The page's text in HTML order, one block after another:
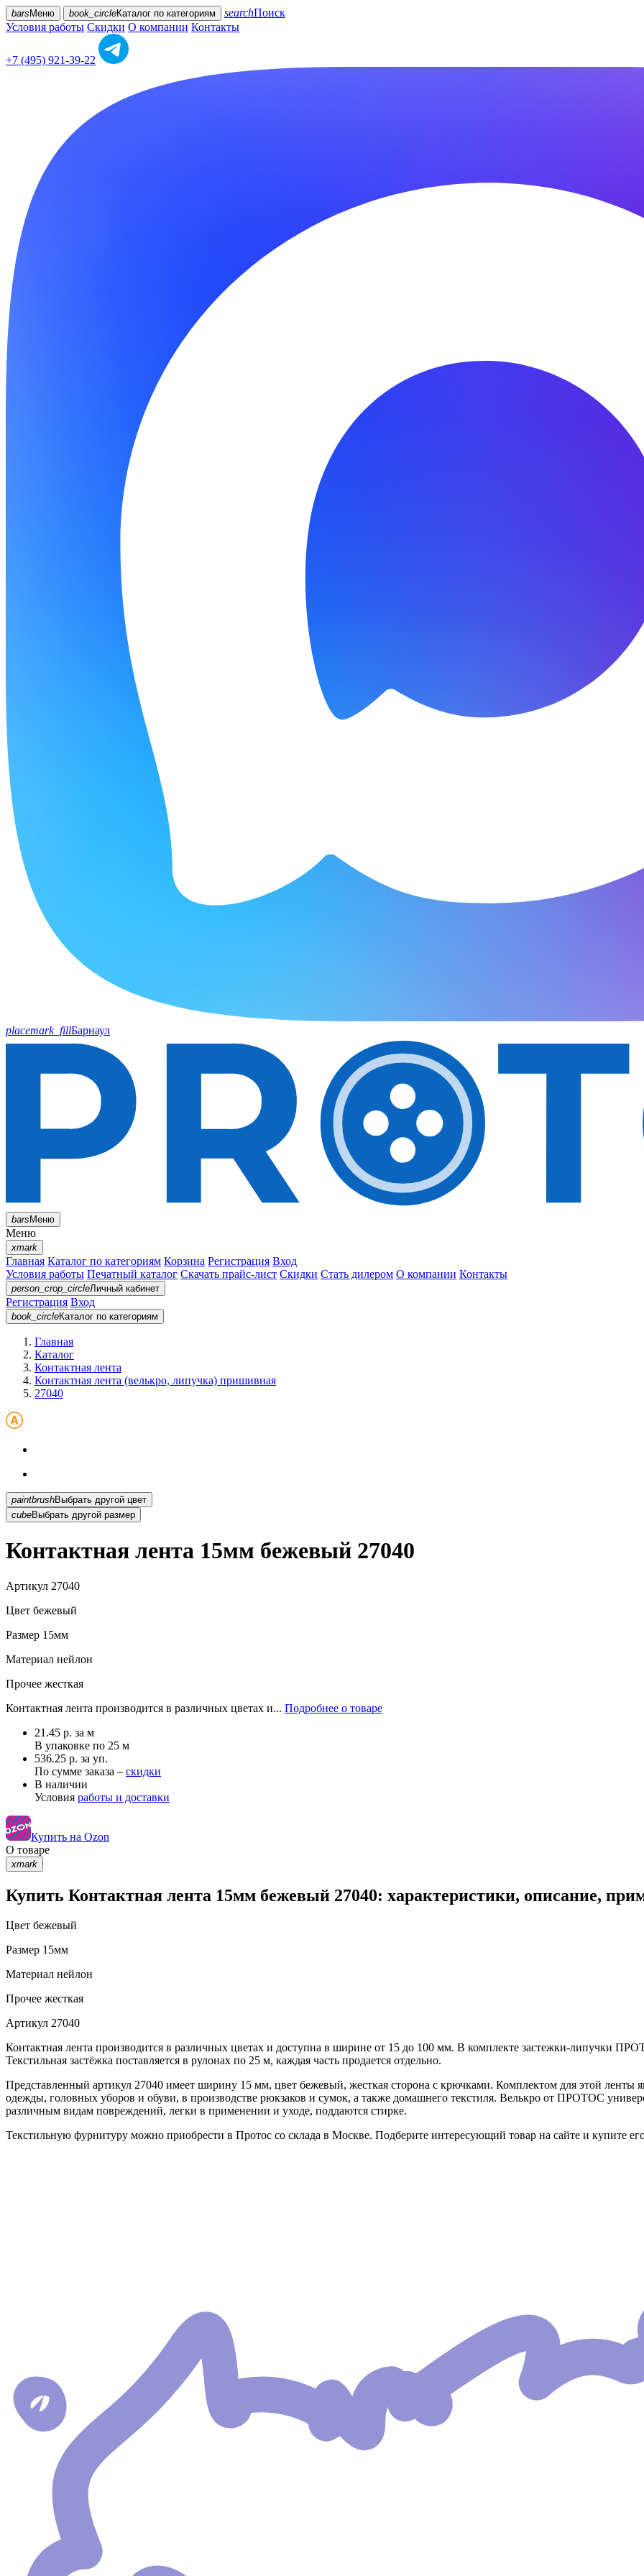
bars Меню book_circleКаталог по категориям searchПоиск
Условия работы Скидки О компании Контакты
+7 (495) 921-39-22
placemark_fillБарнаул
barsМеню
Меню
xmark
Главная Каталог по категориям Корзина Регистрация Вход
Условия работы Печатный каталог Скачать прайс-лист Скидки Стать дилером О компании Контакты
person_crop_circleЛичный кабинет
Регистрация Вход
book_circleКаталог по категориям
Главная
Каталог
Контактная лента
Контактная лента (велькро, липучка) пришивная
27040
paintbrush
Выбрать другой цвет
cubeВыбрать другой размер
Контактная лента 15мм бежевый 27040
Артикул 27040
Цвет бежевый
Размер 15мм
Материал нейлон
Прочее жесткая
Контактная лента производится в различных цветах и... Подробнее о товаре
21.45 р. за м
В упаковке по 25 м
536.25 р. за уп.
По сумме заказа – скидки
В наличии
Условия работы и доставки
Купить на Ozon
О товаре
xmark
Купить Контактная лента 15мм бежевый 27040: характеристики, описание,
Цвет бежевый
Размер 15мм
Материал нейлон
Прочее жесткая
Артикул 27040
Контактная лента производится в различных цветах и доступна в ширине от 15 до 100 мм. В комплекте застежки-липучки
Текстильная застёжка поставляется в рулонах по 25 м, каждая часть продается отдельно.
Представленный артикул 27040 имеет ширину 15 мм, цвет бежевый, жесткая сторона с крючками. Комплектом для этой ленты
одежды, головных уборов и обуви, в производстве рюкзаков и сумок, а также домашнего текстиля. Велькро от ПРОТОС
различным видам повреждений, легки в применении и уходе, поддаются стирке.
Текстильную фурнитуру можно приобрести в Протос со склада в Москве. Подберите интересующий товар на сайте и купите